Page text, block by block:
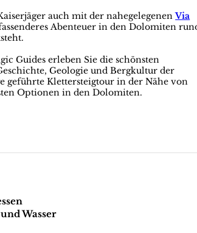
auch mit der nahegelegenenVia
Abenteuer in den Dolomiten
Guides erleben Sie die schönsten
Geologie und Bergkultur der
geführte Klettersteigtour in der Nähe von
Optionen in den Dolomiten.
und Wasser